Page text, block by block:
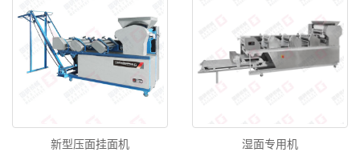
新型压面挂面机 湿面专用机